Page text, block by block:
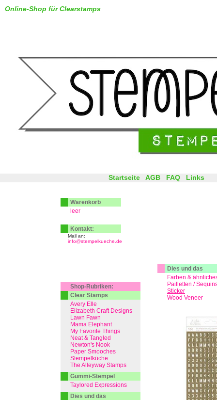
Online-Shop für Clearstamps
Dies und das
Farben &
Pailletten /
Sticker
Wood Veneer
Startseite AGB FAQ Links
Warenkorb
leer
Kontakt:
Mail an:
info@stempelkueche.de
Shop-Rubriken:
Clear Stamps
Avery Elle
Elizabeth Craft Designs
Lawn Fawn
Mama Elephant
My Favorite Things
Neat & Tangled
Newton's Nook
Paper Smooches
Stempelküche
The Alleyway Stamps
Gummi-Stempel
Taylored Expressions
Dies und das